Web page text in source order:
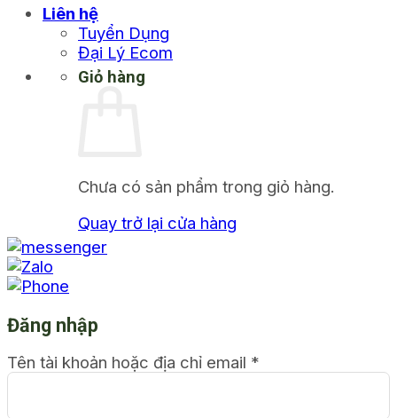
Liên hệ
Tuyển Dụng
Đại Lý Ecom
Giỏ hàng
Chưa có sản phẩm trong giỏ hàng.
Quay trở lại cửa hàng
Đăng nhập
Tên tài khoản hoặc địa chỉ email *